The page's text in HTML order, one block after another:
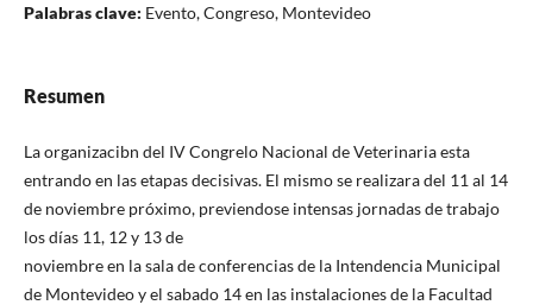
Palabras clave: Evento, Congreso, Montevideo
Resumen
La organizacibn del IV Congrelo Nacional de Veterinaria esta
entrando en las etapas decisivas. El mismo se realizara del 11 al 14
de noviembre próximo, previendose intensas jornadas de trabajo
los días 11, 12 y 13 de
noviembre en la sala de conferencias de la Intendencia Municipal
de Montevideo y el sabado 14 en las instalaciones de la Facultad